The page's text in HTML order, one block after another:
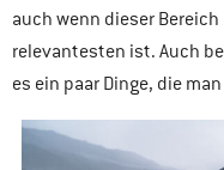
auch wenn dieser
relevantesten ist. Auch
es ein paar Dinge, die